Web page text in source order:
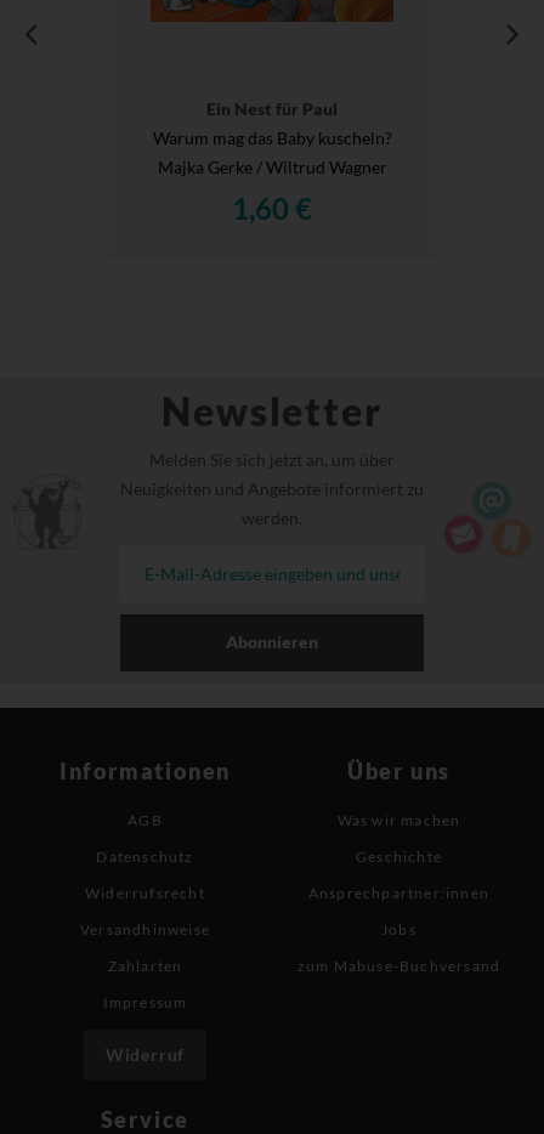
Ein Nest für Paul
Warum mag das Baby kuscheln?
Majka Gerke / Wiltrud Wagner
1,60 €
Newsletter
Melden Sie sich jetzt an, um über
Neuigkeiten und Angebote informiert zu
werden.
Abonnieren
Informationen
AGB
Datenschutz
Widerrufsrecht
Versandhinweise
Zahlarten
Impressum
Widerruf
Über uns
Was wir machen
Geschichte
Ansprechpartner:innen
Jobs
zum Mabuse-Buchversand
Service